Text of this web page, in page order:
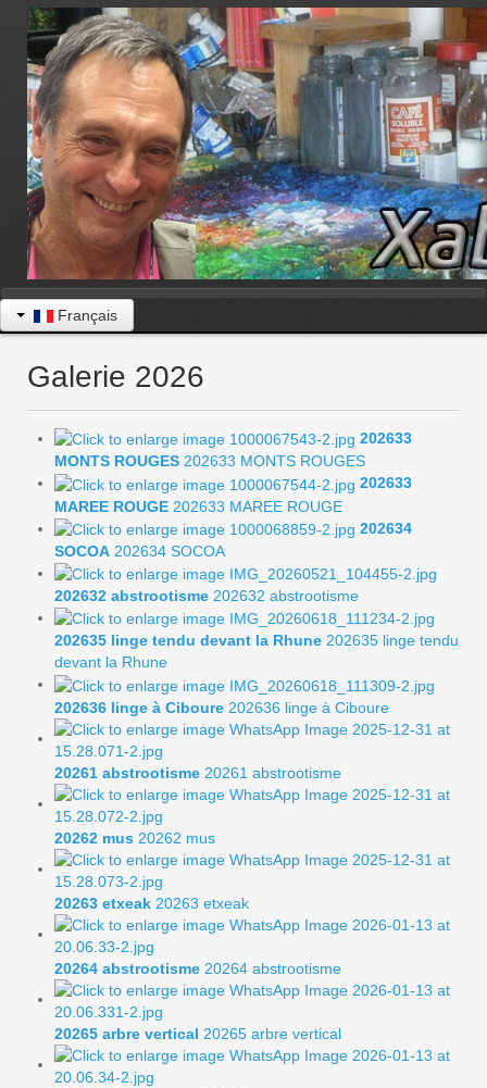
Français
Galerie 2026
202633
MONTS ROUGES 202633 MONTS ROUGES
202633
MAREE ROUGE 202633 MAREE ROUGE
202634
SOCOA 202634 SOCOA
202632 abstrootisme 202632 abstrootisme
202635 linge tendu devant la Rhune 202635 linge tendu
devant la Rhune
202636 linge à Ciboure 202636 linge à Ciboure
20261 abstrootisme 20261 abstrootisme
20262 mus 20262 mus
20263 etxeak 20263 etxeak
20264 abstrootisme 20264 abstrootisme
20265 arbre vertical 20265 arbre vertical